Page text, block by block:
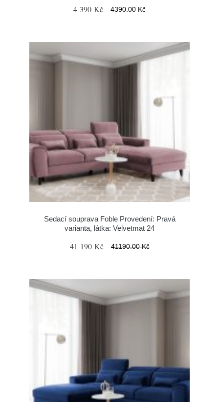
4 390 Kč 4390.00 Kč
Sedací souprava Foble Provedení: Pravá
varianta, látka: Velvetmat 24
41 190 Kč 41190.00 Kč